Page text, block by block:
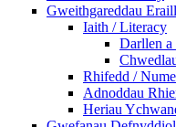
Gweithgareddau
Iaith / Literacy
Darllen a
Rhifedd /
Adnoddau
Heriau